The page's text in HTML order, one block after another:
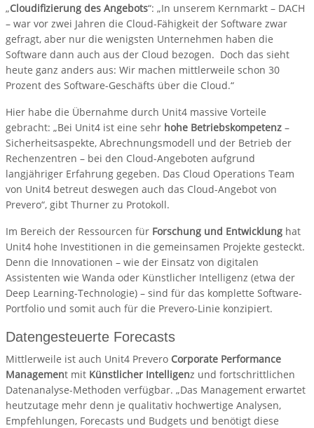
„Cloudifizierung des Angebots“: „In unserem Kernmarkt – DACH
– war vor zwei Jahren die Cloud-Fähigkeit der Software zwar
gefragt, aber nur die wenigsten Unternehmen haben die
Software dann auch aus der Cloud bezogen. Doch das sieht
heute ganz anders aus: Wir machen mittlerweile schon 30
Prozent des Software-Geschäfts über die Cloud.“
Hier habe die Übernahme durch Unit4 massive Vorteile
gebracht: „Bei Unit4 ist eine sehr hohe Betriebskompetenz –
Sicherheitsaspekte, Abrechnungsmodell und der Betrieb der
Rechenzentren – bei den Cloud-Angeboten aufgrund
langjähriger Erfahrung gegeben. Das Cloud Operations Team
von Unit4 betreut deswegen auch das Cloud-Angebot von
Prevero“, gibt Thurner zu Protokoll.
Im Bereich der Ressourcen für Forschung und Entwicklung hat
Unit4 hohe Investitionen in die gemeinsamen Projekte gesteckt.
Denn die Innovationen – wie der Einsatz von digitalen
Assistenten wie Wanda oder Künstlicher Intelligenz (etwa der
Deep Learning-Technologie) – sind für das komplette Software-
Portfolio und somit auch für die Prevero-Linie konzipiert.
Datengesteuerte Forecasts
Mittlerweile ist auch Unit4 Prevero Corporate Performance
Management mit Künstlicher Intelligenz und fortschrittlichen
Datenanalyse-Methoden verfügbar. „Das Management erwartet
heutzutage mehr denn je qualitativ hochwertige Analysen,
Empfehlungen, Forecasts und Budgets und benötigt diese